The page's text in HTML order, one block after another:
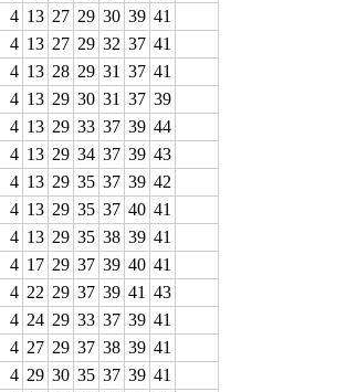
4 13 27 29 30 39 41
4 13 27 29 32 37 41
4 13 28 29 31 37 41
4 13 29 30 31 37 39
4 13 29 33 37 39 44
4 13 29 34 37 39 43
4 13 29 35 37 39 42
4 13 29 35 37 40 41
4 13 29 35 38 39 41
4 17 29 37 39 40 41
4 22 29 37 39 41 43
4 24 29 33 37 39 41
4 27 29 37 38 39 41
4 29 30 35 37 39 41